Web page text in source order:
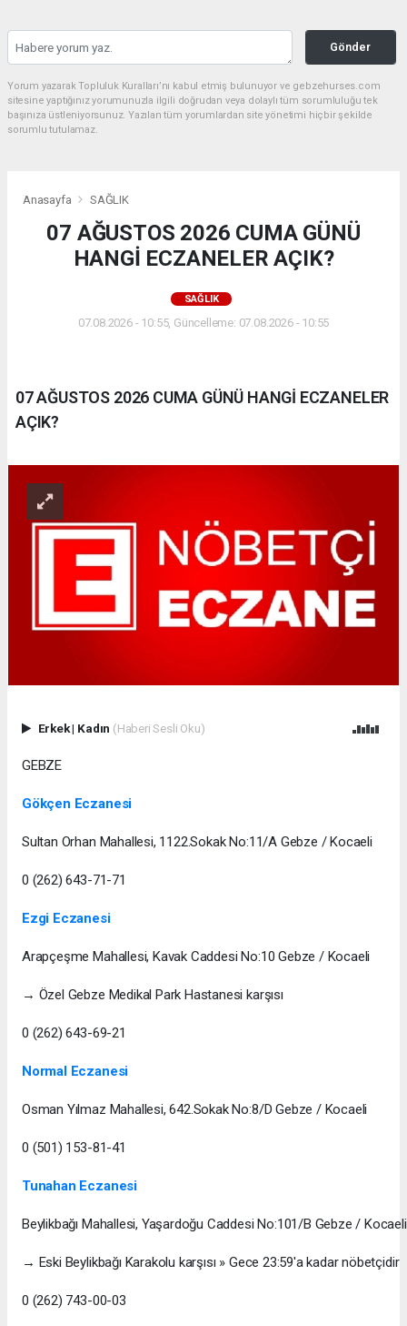
Gönder
Yorum yazarak Topluluk Kuralları’nı kabul etmiş bulunuyor ve gebzehurses.com
sitesine yaptığınız yorumunuzla ilgili doğrudan veya dolaylı tüm sorumluluğu tek
başınıza üstleniyorsunuz. Yazılan tüm yorumlardan site yönetimi hiçbir şekilde
sorumlu tutulamaz.
Anasayfa SAĞLIK
07 AĞUSTOS 2026 CUMA GÜNÜ
HANGİ ECZANELER AÇIK?
SAĞLIK
07.08.2026 - 10:55, Güncelleme: 07.08.2026 - 10:55
07 AĞUSTOS 2026 CUMA GÜNÜ HANGİ ECZANELER
AÇIK?
Erkek| Kadın (Haberi Sesli Oku)
GEBZE
Gökçen Eczanesi
Sultan Orhan Mahallesi, 1122.Sokak No:11/A Gebze / Kocaeli
0 (262) 643-71-71
Ezgi Eczanesi
Arapçeşme Mahallesi, Kavak Caddesi No:10 Gebze / Kocaeli
→ Özel Gebze Medikal Park Hastanesi karşısı
0 (262) 643-69-21
Normal Eczanesi
Osman Yılmaz Mahallesi, 642.Sokak No:8/D Gebze / Kocaeli
0 (501) 153-81-41
Tunahan Eczanesi
Beylikbağı Mahallesi, Yaşardoğu Caddesi No:101/B Gebze / Kocaeli
→ Eski Beylikbağı Karakolu karşısı » Gece 23:59'a kadar nöbetçidir
0 (262) 743-00-03